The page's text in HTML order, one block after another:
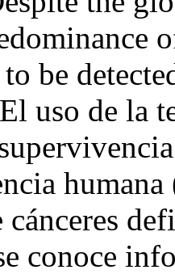
be
uso de la
cánceres
conoce